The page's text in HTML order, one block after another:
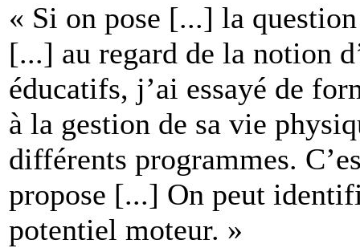
« Si on pose [...] la
[...] au regard de la notion
éducatifs, j’ai essayé de
à la gestion de sa vie
différents programmes.
propose [...] On peut
potentiel moteur. »